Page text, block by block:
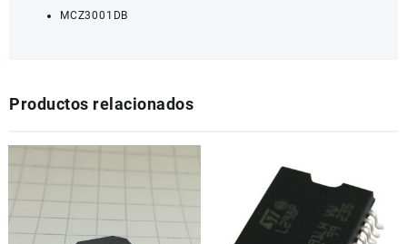
MCZ3001DB
Productos relacionados